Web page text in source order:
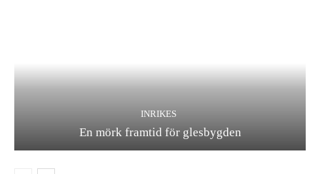
INRIKES
En mörk framtid för glesbygden